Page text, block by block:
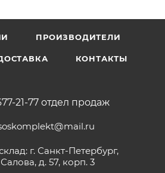
ПРОИЗВОДИТЕЛИ
КОНТАКТЫ
21-77 отдел продаж
г. Санкт-Петербург,
д. 57, корп. 3